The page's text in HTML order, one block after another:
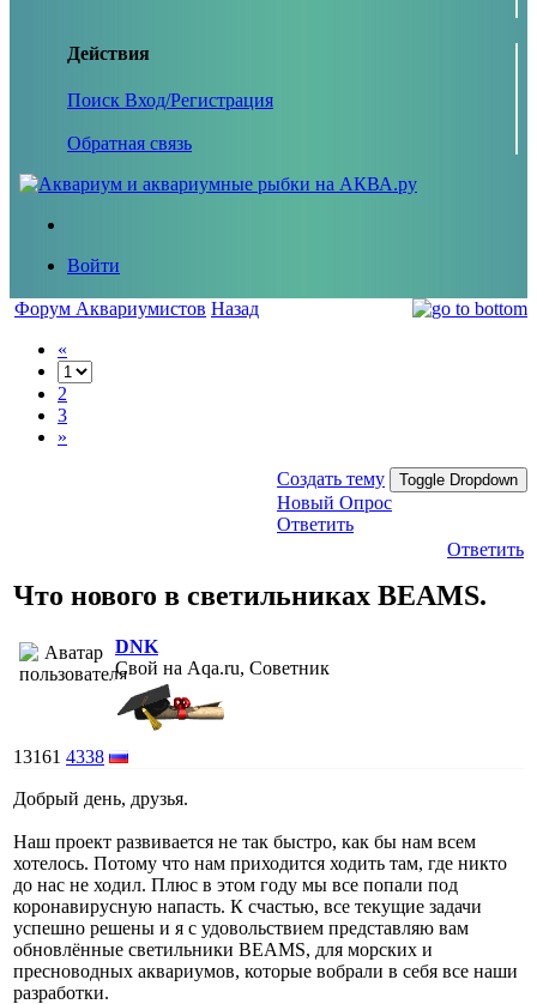
Действия
Поиск Вход/Регистрация
Обратная связь
Войти
Форум Аквариумистов Назад
«
2
3
»
Создать тему Toggle Dropdown
Новый Опрос
Ответить
Ответить
Что нового в светильниках BEAMS.
DNK
Свой на Aqa.ru, Советник
13161 4338
Добрый день, друзья.
Наш проект развивается не так быстро, как бы нам всем
хотелось. Потому что нам приходится ходить там, где никто
до нас не ходил. Плюс в этом году мы все попали под
коронавирусную напасть. К счастью, все текущие задачи
успешно решены и я с удовольствием представляю вам
обновлённые светильники BEAMS, для морских и
пресноводных аквариумов, которые вобрали в себя все наши
разработки.